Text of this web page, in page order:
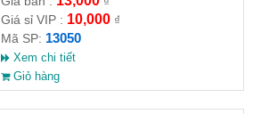
Giá sỉ VIP : 10,000₫
Mã SP: 13050
Xem chi tiết
Giỏ hàng